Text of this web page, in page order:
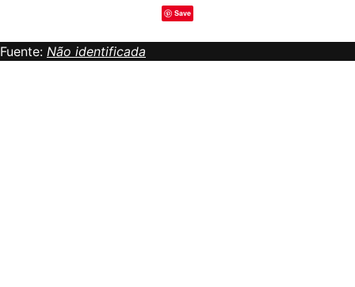
Save
Fuente: Não identificada